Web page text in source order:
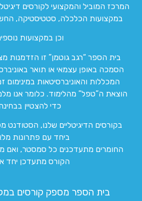
במקצועות הכלכלה, סטטיסטיקה,
וכן במקצועות
בית הספר “רגב גוטמן” זו הזדמנות
הסמכה באופן עצמאי או תואר
המכללות והאוניברסיטאות במינימום
הוצאת ה”טפל” מהלימוד. כלומר אנו
כדי להצטיין
בקורסים הדיגיטליים שלנו, הסטודנט
ביחד עם פתרונות
החומרים מתעדכנים כל סמסטר, ואם
הקורס מתעדכן יחד
בית הספר מספק קורסים